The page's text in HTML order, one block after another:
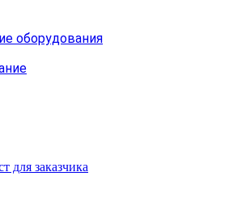
оборудования
для заказчика